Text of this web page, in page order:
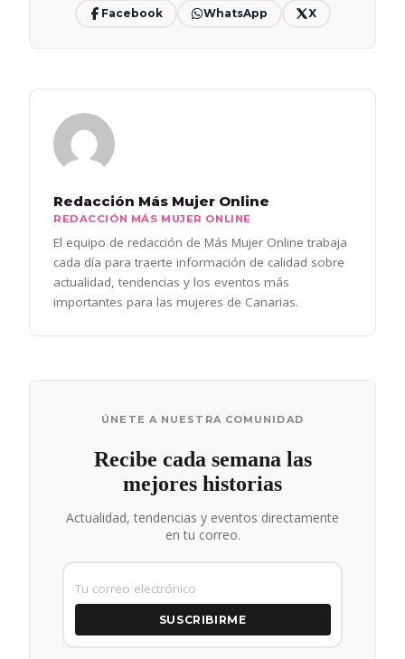
Facebook WhatsApp X
Redacción Más Mujer Online
REDACCIÓN MÁS MUJER ONLINE
El equipo de redacción de Más Mujer Online trabaja
cada día para traerte información de calidad sobre
actualidad, tendencias y los eventos más
importantes para las mujeres de Canarias.
ÚNETE A NUESTRA COMUNIDAD
Recibe cada semana las
mejores historias
Actualidad, tendencias y eventos directamente
en tu correo.
SUSCRIBIRME